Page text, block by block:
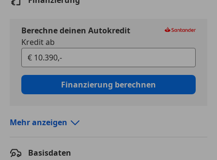
Berechne deinen Autokredit
Kredit ab
Finanzierung berechnen
Laufzeit
Mehr anzeigen
Basisdaten